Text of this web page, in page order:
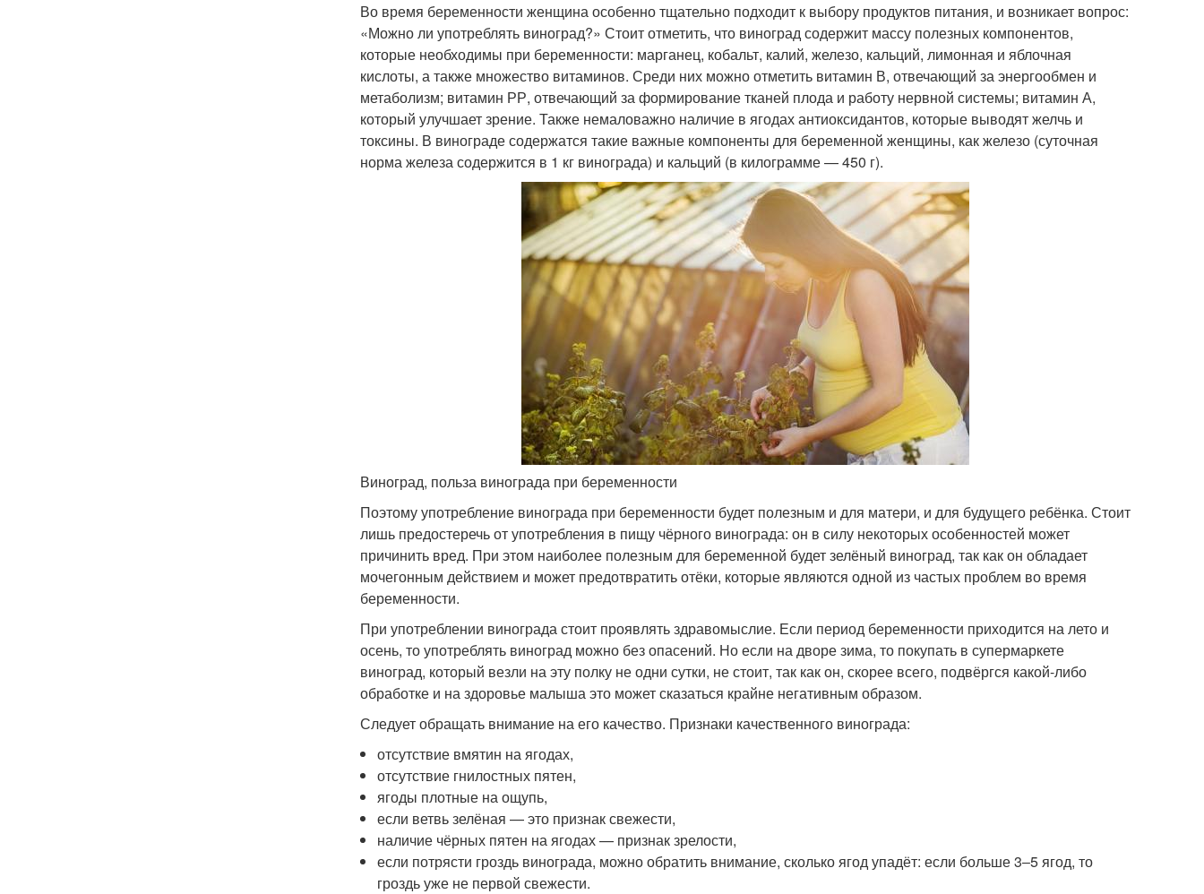
Во время беременности женщина особенно тщательно подходит к выбору продуктов питания, и возникает вопрос:
«Можно ли употреблять виноград?» Стоит отметить, что виноград содержит массу полезных компонентов,
которые необходимы при беременности: марганец, кобальт, калий, железо, кальций, лимонная и яблочная
кислоты, а также множество витаминов. Среди них можно отметить витамин В, отвечающий за энергообмен и
метаболизм; витамин РР, отвечающий за формирование тканей плода и работу нервной системы; витамин А,
который улучшает зрение. Также немаловажно наличие в ягодах антиоксидантов, которые выводят желчь и
токсины. В винограде содержатся такие важные компоненты для беременной женщины, как железо (суточная
норма железа содержится в 1 кг винограда) и кальций (в килограмме — 450 г).
Виноград, польза винограда при беременности
Поэтому употребление винограда при беременности будет полезным и для матери, и для будущего ребёнка. Стоит
лишь предостеречь от употребления в пищу чёрного винограда: он в силу некоторых особенностей может
причинить вред. При этом наиболее полезным для беременной будет зелёный виноград, так как он обладает
мочегонным действием и может предотвратить отёки, которые являются одной из частых проблем во время
беременности.
При употреблении винограда стоит проявлять здравомыслие. Если период беременности приходится на лето и
осень, то употреблять виноград можно без опасений. Но если на дворе зима, то покупать в супермаркете
виноград, который везли на эту полку не одни сутки, не стоит, так как он, скорее всего, подвёргся какой-либо
обработке и на здоровье малыша это может сказаться крайне негативным образом.
Следует обращать внимание на его качество. Признаки качественного винограда:
отсутствие вмятин на ягодах,
отсутствие гнилостных пятен,
ягоды плотные на ощупь,
если ветвь зелёная — это признак свежести,
наличие чёрных пятен на ягодах — признак зрелости,
если потрясти гроздь винограда, можно обратить внимание, сколько ягод упадёт: если больше 3‒5 ягод, то
гроздь уже не первой свежести.